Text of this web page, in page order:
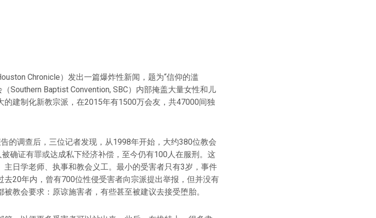
Chronicle）发出一篇爆炸性新闻，题为“信仰的滥
Southern Baptist Convention, SBC）内部掩盖大量女性和儿
建制化新教宗派，在2015年有1500万会友，共47000间独
的调查后，三位记者发现，从1998年开始，大约380位教会
确证有罪或达成私下经济补偿，至今仍有100人在服刑。这
日学老师、执事和教会义工。最小的受害者只有3岁，事件
20年内，曾有700位性侵受害者向宗派提出举报，但并没有
教会要求：原谅施害者，有些甚至被建议去接受堕胎。